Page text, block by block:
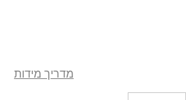
מדריך מידות